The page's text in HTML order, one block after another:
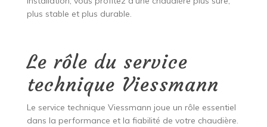
plus stable et plus durable.
Le rôle du service
technique Viessmann
Le service technique Viessmann joue un rôle essentiel
dans la performance et la fiabilité de votre chaudière.